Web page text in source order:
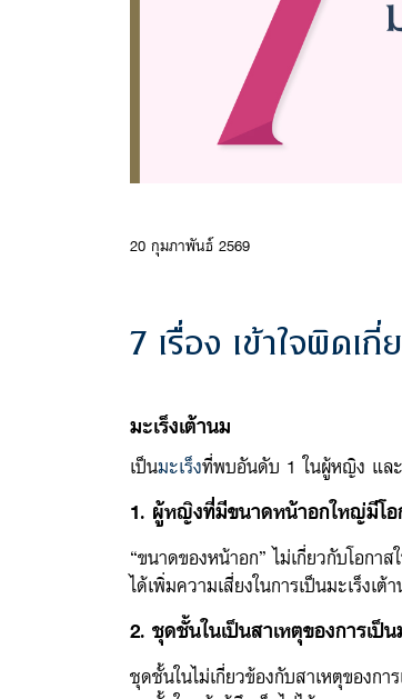
20 กุมภาพันธ์ 2569
7 เรื่อง เข้าใจผิดเกี่
มะเร็งเต้านม
เป็นมะเร็งที่พบอันดับ 1 ในผู้หญิง และ
1. ผู้หญิงที่มีขนาดหน้าอกใหญ่มีโอ
“ขนาดของหน้าอก” ไม่เกี่ยวกับโอกา
ได้เพิ่มความเสี่ยงในการเป็นมะเร็งเต้
2. ชุดชั้นในเป็นสาเหตุของการเป็น
ชุดชั้นในไม่เกี่ยวข้องกับสาเหตุของกา